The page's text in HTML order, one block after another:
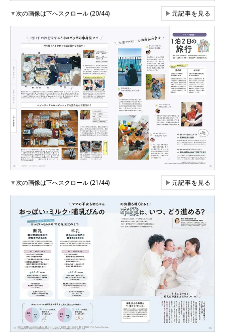
▼次の画像は下へスクロール (20/44) ▶元記事を見る
▼次の画像は下へスクロール (21/44) ▶元記事を見る